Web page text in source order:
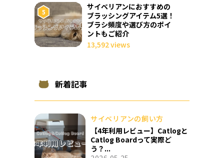
サイベリアンにおすすめの
ブラッシングアイテム5選！
ブラシ頻度や選び方のポイ
ントもご紹介
13,592 views
新着記事
サイベリアンの飼い方
【4年利用レビュー】Catlogと
Catlog Boardって実際ど
う？...